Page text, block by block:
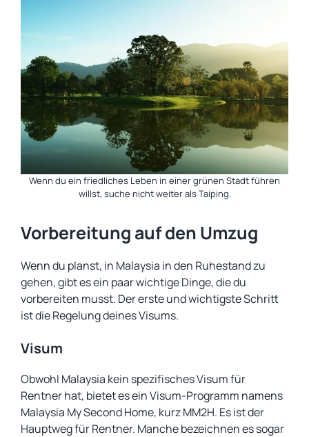
Wenn du ein friedliches Leben in einer grünen Stadt führen
willst, suche nicht weiter als Taiping.
Vorbereitung auf den Umzug
Wenn du planst, in Malaysia in den Ruhestand zu
gehen, gibt es ein paar wichtige Dinge, die du
vorbereiten musst. Der erste und wichtigste Schritt
ist die Regelung deines Visums.
Visum
Obwohl Malaysia kein spezifisches Visum für
Rentner hat, bietet es ein Visum-Programm namens
Malaysia My Second Home, kurz MM2H. Es ist der
Hauptweg für Rentner. Manche bezeichnen es sogar